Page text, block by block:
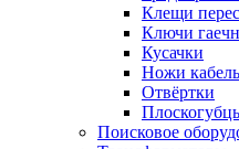
Клещи
Ключи
Кусачки
Ножи
Отвёртки
Поисковое